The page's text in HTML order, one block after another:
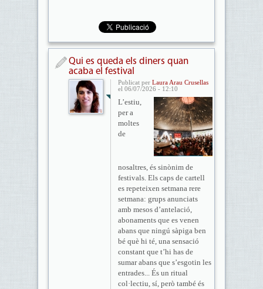
Qui es queda els diners quan
acaba el festival
Publicat per Laura Arau Crusellas
el 06/07/2026 - 12:10
L’estiu,
per a
moltes
de
nosaltres, és sinònim de
festivals. Els caps de cartell
es repeteixen setmana rere
setmana: grups anunciats
amb mesos d’antelació,
abonaments que es venen
abans que ningú sàpiga ben
bé què hi té, una sensació
constant que t’hi has de
sumar abans que s’esgotin les
entrades... És un ritual
col·lectiu, sí, però també és